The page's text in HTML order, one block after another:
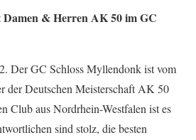
Damen & Herren AK 50 im GC
Der GC Schloss Myllendonk ist vom
der Deutschen Meisterschaft AK 50
Club aus Nordrhein-Westfalen ist es
sind stolz, die besten